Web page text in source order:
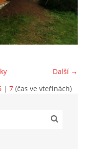
9. 2023 Nahoru ↑Další →
| 7 (čas ve vteřinách)